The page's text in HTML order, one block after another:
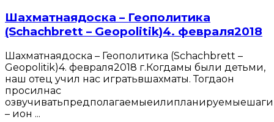
Шахматнаядоска – Геополитика
(Schachbrett – Geopolitik)4. февраля2018
Шахматнаядоска – Геополитика (Schachbrett –
Geopolitik)4. февраля2018 г.Когдамы были детьми,
наш отец учил нас игратьвшахматы. Тогдаон
просилнас
озвучиватьпредполагаемыеилипланируемыешаги
– ион ...